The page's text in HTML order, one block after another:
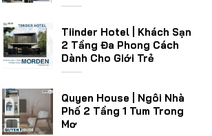
Tiinder Hotel | Khách Sạn
2 Tầng Đa Phong Cách
Dành Cho Giới Trẻ
Quyen House | Ngôi Nhà
Phố 2 Tầng 1 Tum Trong
Mơ